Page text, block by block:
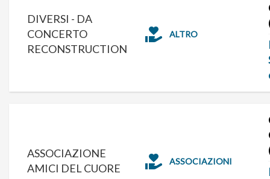
DIVERSI - DA
CONCERTO
RECONSTRUCTION
ALTRO
ASSOCIAZIONE
AMICI DEL CUORE
ASSOCIAZIONI